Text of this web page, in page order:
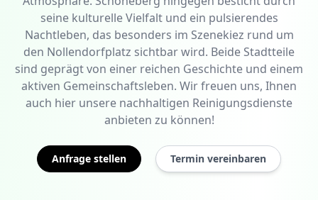
seine kulturelle Vielfalt und ein pulsierendes
Nachtleben, das besonders im Szenekiez rund um
den Nollendorfplatz sichtbar wird. Beide Stadtteile
sind geprägt von einer reichen Geschichte und einem
aktiven Gemeinschaftsleben. Wir freuen uns, Ihnen
auch hier unsere nachhaltigen Reinigungsdienste
anbieten zu können!
Anfrage stellen Termin vereinbaren